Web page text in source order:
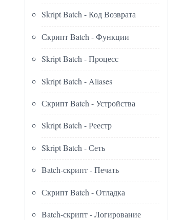
Skript Batch - Код Возврата
Скрипт Batch - Функции
Skript Batch - Процесс
Skript Batch - Aliases
Скрипт Batch - Устройства
Skript Batch - Реестр
Skript Batch - Сеть
Batch-скрипт - Печать
Скрипт Batch - Отладка
Batch-скрипт - Логирование